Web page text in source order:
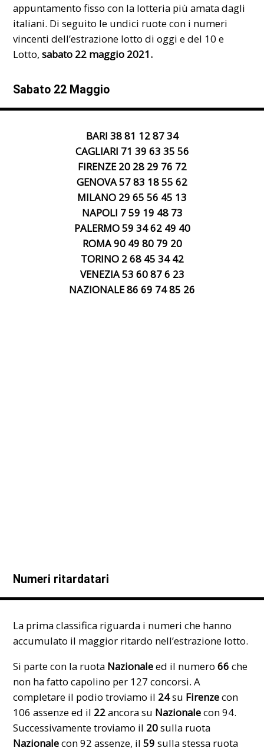
appuntamento fisso con la lotteria più amata dagli
italiani. Di seguito le undici ruote con i numeri
vincenti dell’estrazione lotto di oggi e del 10 e
Lotto,sabato 22 maggio 2021.
Sabato 22 Maggio
BARI 38 81 12 87 34
CAGLIARI 71 39 63 35 56
FIRENZE 20 28 29 76 72
GENOVA 57 83 18 55 62
MILANO 29 65 56 45 13
NAPOLI 7 59 19 48 73
PALERMO 59 34 62 49 40
ROMA 90 49 80 79 20
TORINO 2 68 45 34 42
VENEZIA 53 60 87 6 23
NAZIONALE 86 69 74 85 26
Numeri ritardatari
La prima classifica riguarda i numeri che hanno
accumulato il maggior ritardo nell’estrazione lotto.
Si parte con la ruota Nazionaleed il numero66che
non ha fatto capolino per 127 concorsi. A
completare il podio troviamo il 24su Firenzecon
106 assenze ed il 22ancora su Nazionalecon 94.
Successivamente troviamo il 20sulla ruota
Nazionalecon 92 assenze, il59sulla stessa ruota